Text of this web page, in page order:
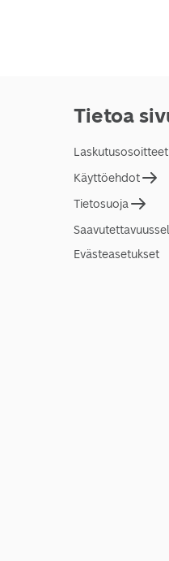
Tietoa
Laskutusosoitteet
Käyttöehdot
Tietosuoja
Evästeasetukset